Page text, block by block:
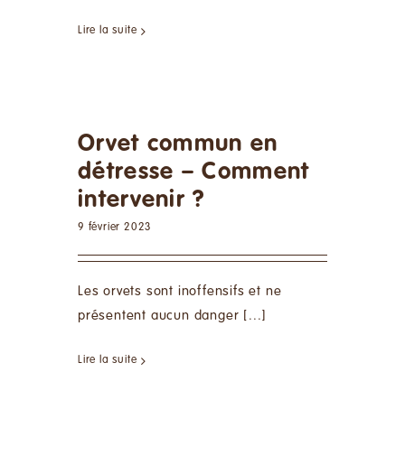
Lire la suite
Orvet commun en
détresse – Comment
intervenir ?
9 février 2023
Les orvets sont inoffensifs et ne
présentent aucun danger [...]
Lire la suite